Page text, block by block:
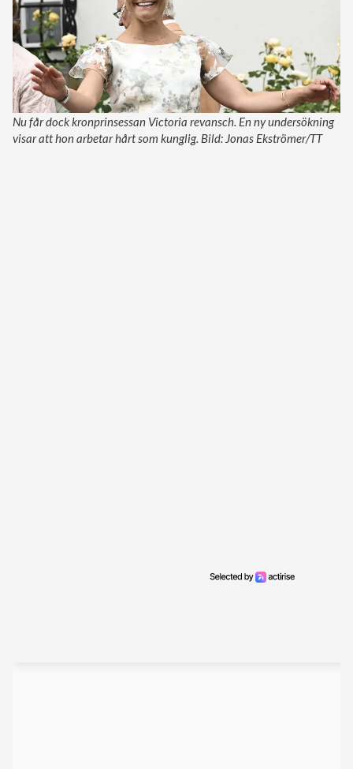
Nu får dock kronprinsessan Victoria revansch. En ny undersökning
visar att hon arbetar hårt som kunglig. Bild: Jonas Ekströmer/TT